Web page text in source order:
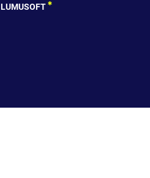
LUMUSOFT